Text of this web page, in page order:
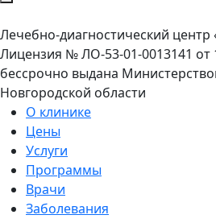
Лечебно-диагностический центр
Лицензия № ЛО-53-01-0013141 от
бессрочно выдана
Новгородской области
О клинике
Цены
Услуги
Программы
Врачи
Заболевания